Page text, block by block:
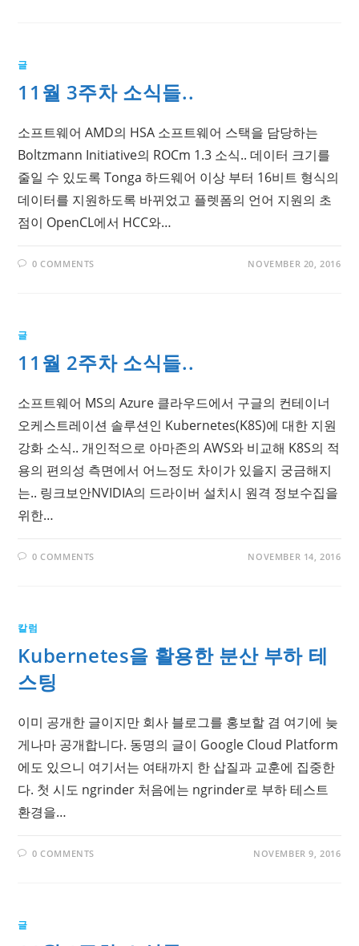
글
11월 3주차 소식들..
소프트웨어 AMD의 HSA 소프트웨어 스택을 담당하는
Boltzmann Initiative의 ROCm 1.3 소식.. 데이터 크기를
줄일 수 있도록 Tonga 하드웨어 이상 부터 16비트 형식의
데이터를 지원하도록 바뀌었고 플렛폼의 언어 지원의 초
점이 OpenCL에서 HCC와…
0 COMMENTS NOVEMBER 20, 2016
글
11월 2주차 소식들..
소프트웨어 MS의 Azure 클라우드에서 구글의 컨테이너
오케스트레이션 솔루션인 Kubernetes(K8S)에 대한 지원
강화 소식.. 개인적으로 아마존의 AWS와 비교해 K8S의 적
용의 편의성 측면에서 어느정도 차이가 있을지 궁금해지
는.. 링크보안NVIDIA의 드라이버 설치시 원격 정보수집을
위한…
0 COMMENTS NOVEMBER 14, 2016
칼럼
Kubernetes을 활용한 분산 부하 테
스팅
이미 공개한 글이지만 회사 블로그를 홍보할 겸 여기에 늦
게나마 공개합니다. 동명의 글이 Google Cloud Platform
에도 있으니 여기서는 여태까지 한 삽질과 교훈에 집중한
다. 첫 시도 ngrinder 처음에는 ngrinder로 부하 테스트
환경을…
0 COMMENTS NOVEMBER 9, 2016
글